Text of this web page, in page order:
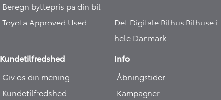
Beregn byttepris på din bil
Toyota Approved Used
Det Digitale Bilhus Bilhuse i
hele Danmark
Kundetilfredshed
Giv os din mening
Kundetilfredshed
Info
Åbningstider
Kampagner